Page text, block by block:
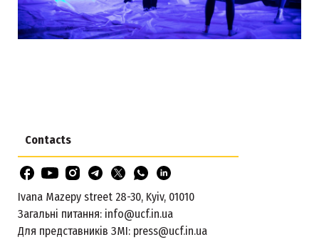
Contacts
Ivana Mazepy street 28-30, Kyiv, 01010
Загальні питання: info@ucf.in.ua
Для представників ЗМІ: press@ucf.in.ua